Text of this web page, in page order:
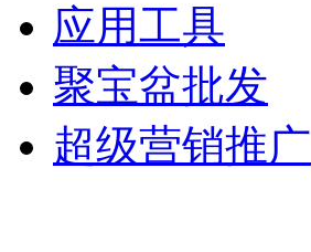
应用工具
聚宝盆批发
超级营销推广